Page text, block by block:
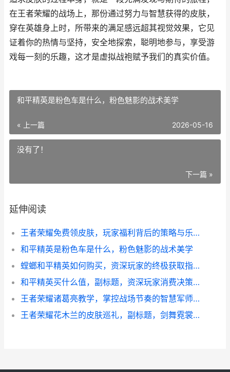
在王者荣耀的战场上，那份通过努力与智慧获得的皮肤，
穿在英雄身上时，所带来的满足感远超其视觉效果，它见
证着你的热情与坚持，安全地探索，聪明地参与，享受游
戏每一刻的乐趣，这才是虚拟战袍赋予我们的真实价值。
和平精英是粉色车是什么，粉色魅影的战术美学
« 上一篇 2026-05-16
没有了！
下一篇 »
延伸阅读
王者荣耀免费领皮肤，玩家福利背后的策略与乐趣，副标题，揭秘零成本获取皮肤的智慧之道
和平精英是粉色车是什么，粉色魅影的战术美学
螳螂和平精英如何购买，资深玩家的终极获取指南，副标题，从零到精通的皮肤获取全解析
和平精英买什么值，副标题，资深玩家消费决策全面解析
王者荣耀诸葛亮教学，掌控战场节奏的智慧军师副标题，运筹帷幄决胜千里
王者荣耀花木兰的皮肤巡礼，副标题，剑舞霓裳背后的匠心独运